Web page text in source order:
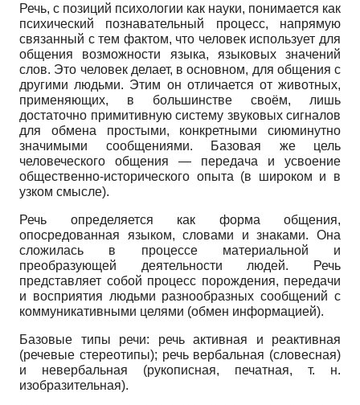
Речь, с позиций психологии как науки, понимается как
психический познавательный процесс, напрямую
связанный с тем фактом, что человек использует для
общения возможности языка, языковых значений
слов. Это человек делает, в основном, для общения с
другими людьми. Этим он отличается от животных,
применяющих, в большинстве своём, лишь
достаточно примитивную систему звуковых сигналов
для обмена простыми, конкретными сиюминутно
значимыми сообщениями. Базовая же цель
человеческого общения — передача и усвоение
общественно-исторического опыта (в широком и в
узком смысле).
Речь определяется как форма общения,
опосредованная языком, словами и знаками. Она
сложилась в процессе материальной и
преобразующей деятельности людей. Речь
представляет собой процесс порождения, передачи
и восприятия людьми разнообразных сообщений с
коммуникативными целями (обмен информацией).
Базовые типы речи: речь активная и реактивная
(речевые стереотипы); речь вербальная (словесная)
и невербальная (рукописная, печатная, т. н.
изобразительная).